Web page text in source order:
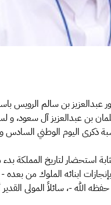
عبدالعزيز بن سالم الرويس
بن عبدالعزيز آل سعود،
اليوم الوطني السادس
استحضار لتاريخ المملكة
ابنائه الملوك من
الله -، سائلاً المولى